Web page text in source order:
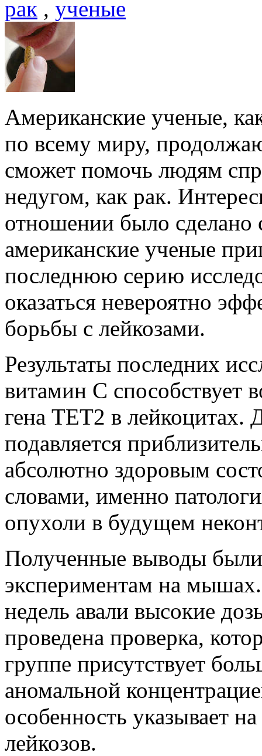
рак , ученые
Американские ученые,
по всему миру,
сможет помочь людям
недугом, как рак.
отношении было сделано
американские ученые
последнюю серию
оказаться невероятно
борьбы с лейкозами.
Результаты последних
витамин С способствует
гена TET2 в лейкоцитах.
подавляется
абсолютно здоровым
словами, именно
опухоли в будущем
Полученные выводы были
экспериментам на
недель авали высокие
проведена проверка,
группе присутствует
аномальной
особенность указывает
лейкозов.